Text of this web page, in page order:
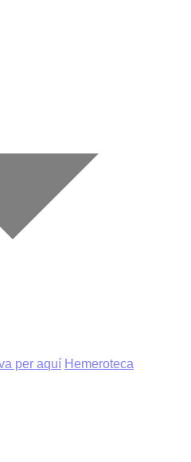
per aquí Hemeroteca